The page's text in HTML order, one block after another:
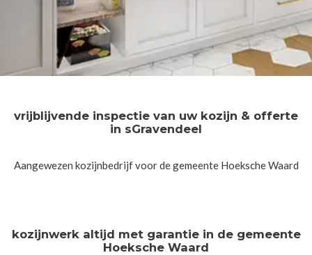
vrijblijvende inspectie van uw kozijn & offerte
in sGravendeel
Aangewezen kozijnbedrijf voor de gemeente Hoeksche Waard
kozijnwerk altijd met garantie in de gemeente
Hoeksche Waard